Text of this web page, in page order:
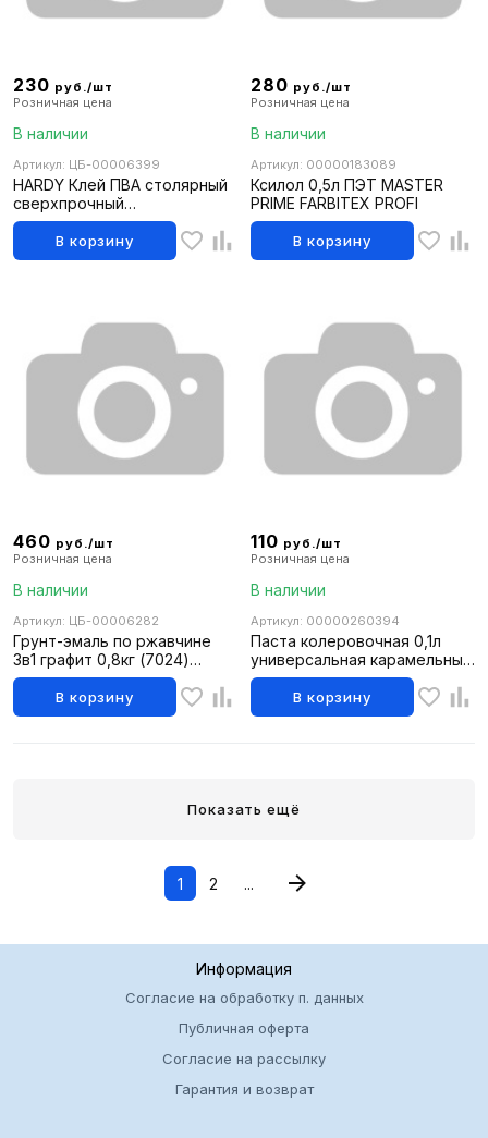
230 руб./шт
Розничная цена
В наличии
Артикул: ЦБ-00006399
HARDY Клей ПВА столярный
сверхпрочный
универсальный 200мл
(уп12шт)В корзину
280 руб./шт
Розничная цена
В наличии
Артикул: 00000183089
Ксилол 0,5л ПЭТ MASTER
PRIME FARBITEX PROFI
В корзину
460 руб./шт
Розничная цена
В наличии
Артикул: ЦБ-00006282
Грунт-эмаль по ржавчине
3в1 графит 0,8кг (7024)
FARBITEX (14шт)
В корзину
110 руб./шт
Розничная цена
В наличии
Артикул: 00000260394
Паста колеровочная 0,1л
универсальная карамельный
FARBITEX (6шт)
В корзину
Показать ещё
1 2 ...
Информация
Согласие на обработку п. данных
Публичная оферта
Согласие на рассылку
Гарантия и возврат